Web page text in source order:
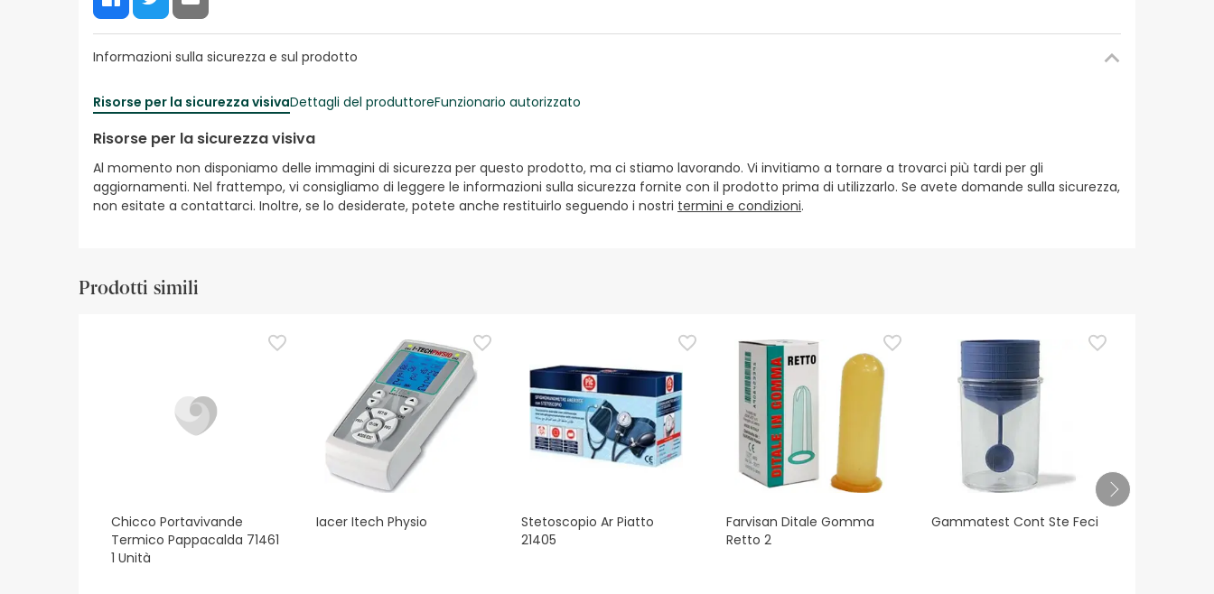
Informazioni sulla sicurezza e sul prodotto
Risorse per la sicurezza visivaDettagli del produttoreFunzionario autorizzato
Risorse per la sicurezza visiva
Al momento non disponiamo delle immagini di sicurezza per questo prodotto, ma ci stiamo lavorando. Vi invitiamo a tornare a trovarci più tardi per gli
aggiornamenti. Nel frattempo, vi consigliamo di leggere le informazioni sulla sicurezza fornite con il prodotto prima di utilizzarlo. Se avete domande sulla sicurezza,
non esitate a contattarci. Inoltre, se lo desiderate, potete anche restituirlo seguendo i nostri termini e condizioni.
Prodotti simili
Chicco Portavivande
Termico Pappacalda 71461
1 Unità
Iacer Itech Physio
Stetoscopio Ar Piatto
21405
Farvisan Ditale Gomma
Retto 2
Gammatest Cont Ste Feci